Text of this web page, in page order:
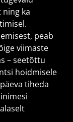
ka
peab
viimaste
– seetõttu
hoidmisele
tiheda